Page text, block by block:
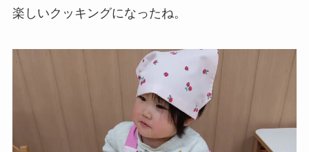
楽しいクッキングになったね。